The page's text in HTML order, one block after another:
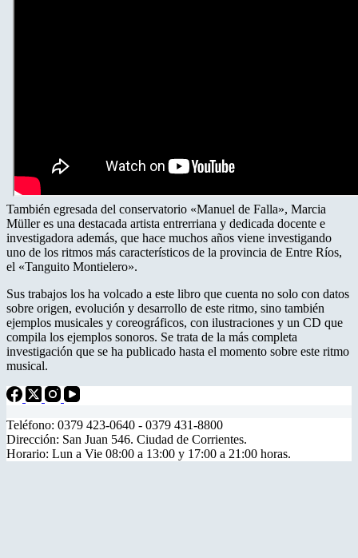
También egresada del conservatorio «Manuel de Falla», Marcia
Müller es una destacada artista entrerriana y dedicada docente e
investigadora además, que hace muchos años viene investigando
uno de los ritmos más característicos de la provincia de Entre Ríos,
el «Tanguito Montielero».
Sus trabajos los ha volcado a este libro que cuenta no solo con datos
sobre origen, evolución y desarrollo de este ritmo, sino también
ejemplos musicales y coreográficos, con ilustraciones y un CD que
compila los ejemplos sonoros. Se trata de la más completa
investigación que se ha publicado hasta el momento sobre este ritmo
musical.
Teléfono: 0379 423-0640 - 0379 431-8800
Dirección: San Juan 546. Ciudad de Corrientes.
Horario: Lun a Vie 08:00 a 13:00 y 17:00 a 21:00 horas.